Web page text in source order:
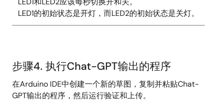
LED1的初始状态是开灯，而LED2的初始状态是关灯。
步骤4. 执行Chat-GPT输出的程序
在Arduino IDE中创建一个新的草图，复制并粘贴Chat-
GPT输出的程序，然后运行验证和上传。